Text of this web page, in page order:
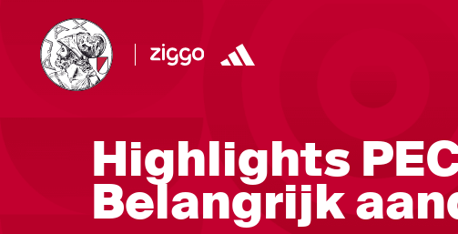
Highlights
Belangrijk